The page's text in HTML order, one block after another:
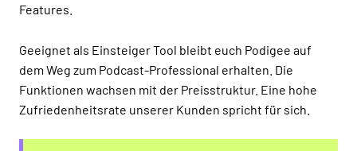
Features.
Geeignet als Einsteiger Tool bleibt euch Podigee auf
dem Weg zum Podcast-Professional erhalten. Die
Funktionen wachsen mit der Preisstruktur. Eine hohe
Zufriedenheitsrate unserer Kunden spricht für sich.